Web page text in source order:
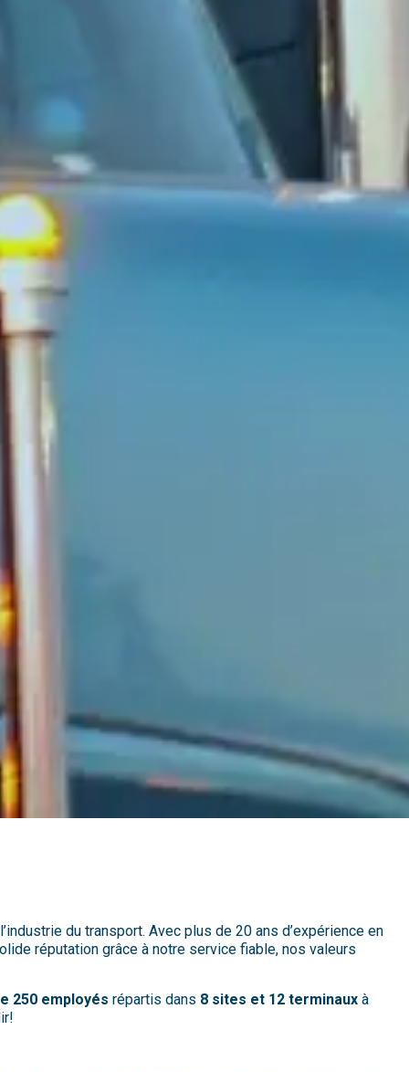
du transport. Avec plus de 20 ans d’expérience en
réputation grâce à notre service fiable, nos valeurs
250 employés répartis dans 8 sites et 12 terminaux à